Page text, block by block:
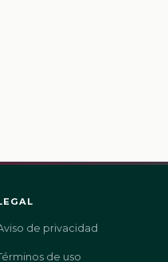
de privacidad
de uso